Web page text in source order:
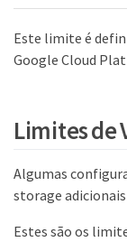
Este limite é
Google Cloud
Limites de
Algumas
storage adicionais
Estes são os